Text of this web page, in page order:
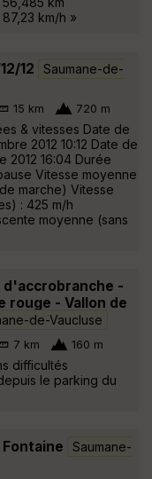
km/h »
12
Saumane-de-
15 km 720 m
& vitesses Date de
2012 10:12 Date de
2012 16:04 Durée
Vitesse moyenne
marche) Vitesse
: 425 m/h
moyenne (sans
d'accrobranche -
rouge - Vallon de
de-Vaucluse
7 km 160 m
difficultés
le parking du
Saumane-